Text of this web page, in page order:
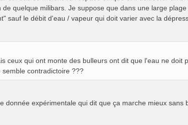
de quelque milibars. Je suppose que dans une large
sauf le débit d'eau / vapeur qui doit varier avec la
ceux qui ont monte des bulleurs ont dit que l'eau ne
semble contradictoire ???
donnée expérimentale qui dit que ça marche mieux sans